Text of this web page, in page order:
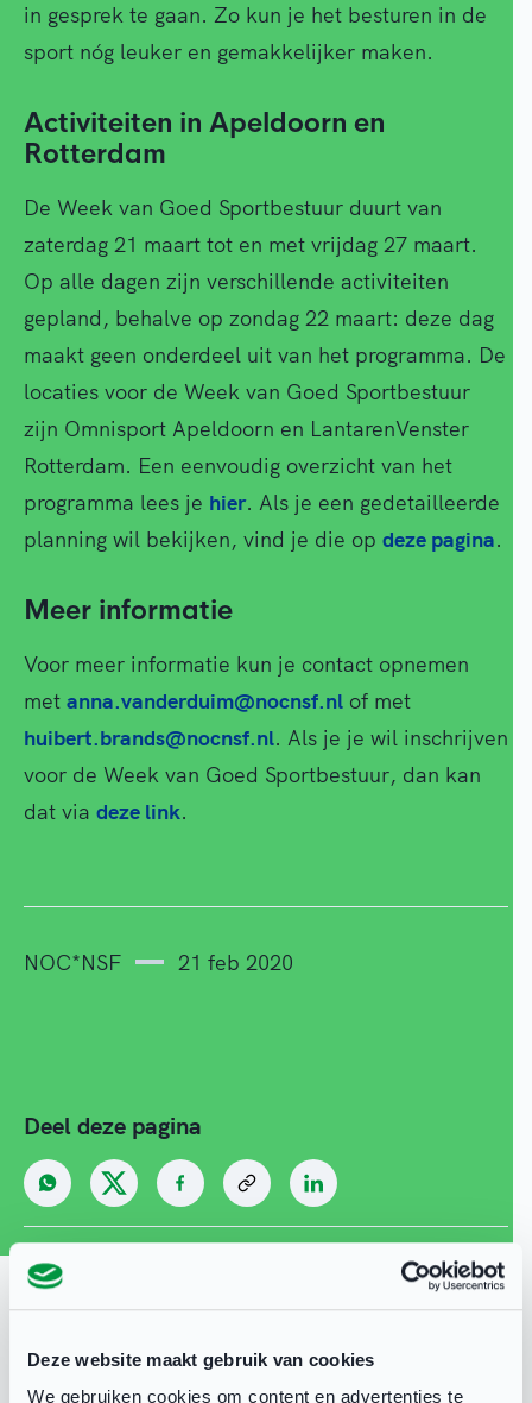
Deze website maakt gebruik van cookies
We gebruiken cookies om content en advertenties te
in gesprek te gaan. Zo kun je het besturen in de
sport nóg leuker en gemakkelijker maken.
Activiteiten in Apeldoorn en
Rotterdam
De Week van Goed Sportbestuur duurt van
zaterdag 21 maart tot en met vrijdag 27 maart.
Op alle dagen zijn verschillende activiteiten
gepland, behalve op zondag 22 maart: deze dag
maakt geen onderdeel uit van het programma. De
locaties voor de Week van Goed Sportbestuur
zijn Omnisport Apeldoorn en LantarenVenster
Rotterdam. Een eenvoudig overzicht van het
programma lees je hier. Als je een gedetailleerde
planning wil bekijken, vind je die op deze pagina.
Meer informatie
Voor meer informatie kun je contact opnemen
met anna.vanderduim@nocnsf.nl of met
huibert.brands@nocnsf.nl. Als je je wil inschrijven
voor de Week van Goed Sportbestuur, dan kan
dat via deze link.
NOC*NSF 21 feb 2020
Deel deze pagina
Gerelateerd